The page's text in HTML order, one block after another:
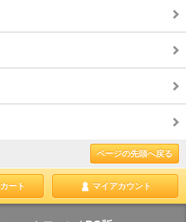
ページの先頭へ戻る
カート マイアカウント